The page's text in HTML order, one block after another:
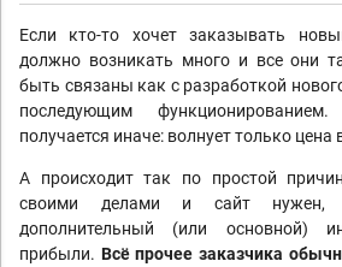
Если кто-то хочет заказывать
должно возникать много и все они
быть связаны как с разработкой
последующим
получается иначе: волнует только цена
А происходит так по простой
своими делами и сайт нужен,
дополнительный (или основной)
прибыли. Всё прочее заказчика